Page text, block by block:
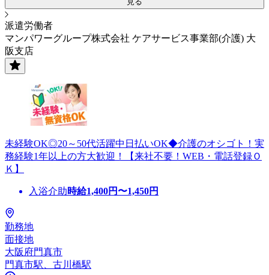
派遣労働者
マンパワーグループ株式会社 ケアサービス事業部(介護) 大
阪支店
未経験OK◎20～50代活躍中日払いOK◆介護のオシゴト！実
務経験1年以上の方大歓迎！【来社不要！WEB・電話登録Ｏ
Ｋ】
入浴介助時給1,400円〜1,450円
勤務地
面接地
大阪府門真市
門真市駅、古川橋駅